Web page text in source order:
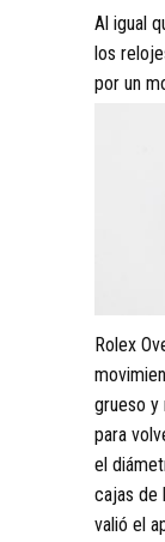
Al igual
los
por un
Rolex
grueso y
para
el
cajas de
valió el